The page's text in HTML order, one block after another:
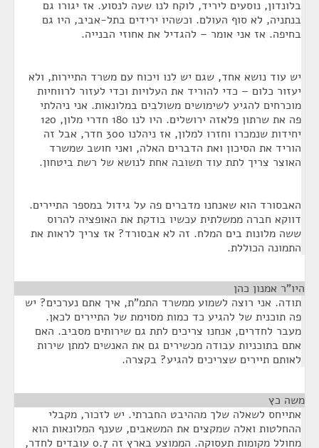
בלונדון, נוסעים ליריד, לוקח לנו שעה לנסוע. אז יגורו גם
בנתניה, לא סוף העולם. וכשהיו ירידים בתל-אביב, היו גם
בחיפה. אז אני אומר – להגדיל את אחוזי הבנייה.
יש עוד נושא אחד, שגם יש לנו ויכוח עם משרד התיירות, ולא
יעזור כלום – כדי להוריד את העלויות וכדי לעזור לרווחיות
מוכרחים להגיע לשימושים משולבים במלונאות. אני ניהלתי
פה את שרתון פלאזה ירושלים. היו לנו 180 חדרי מלון, 120
יחידות שנמכרו וחזרו למלון, אז ניהלנו 300 חדר, אבל זה
הוריד את הסיכון ואת הדברים האלה, ואני חושב שמשרד
האוצר צריך לתת עוד תשובה אחת לנושא של רשת ביטחון.
האבסורד הוא שאנחנו מדברים פה על גידול במספר התיירים.
דווקא חברה ממשלתית עכשיו בודקת את האופציה להרוס
ששה מלונות בים המלח. זה לא אבסורד? אז צריך לראות את
התמונה הכוללת.
היו"ר אמנון כהן
תודה. אני רוצה לשמוע ממשרד התמ"ת, איך אתם נערכים? יש
פה תוכנית של להגיע כד כמות מסוימת של התיירים לכאן.
מעבר לחדרים, אנחנו צריכים לתת גם שירותים מסביב. האם
אתם בתוכניות עבודה מכשירים גם את האנשים למתן שירות
לאותם תיירים שצריכים להגיע? בקצרה.
משה כץ
אתייחס לשאלה שלך מההיבט החברתי. יש לזכור, מקבלי
ההחלטות ואלה שמקצים את המשאבים, שענף המלונאות הוא
מחולל מקומות תעסוקה. הממוצע בארץ זה 0.7 עובדים לחדר,